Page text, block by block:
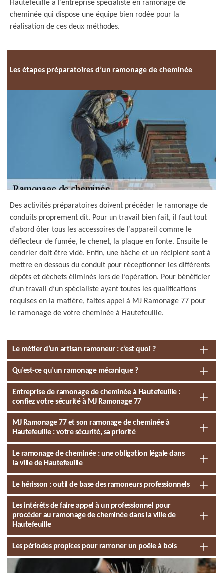
Hautefeuille à l’entreprise spécialiste en ramonage de
cheminée qui dispose une équipe bien rodée pour la
réalisation de ces deux méthodes.
Les étapes préparatoires d’un ramonage de cheminée
Des activités préparatoires doivent précéder le ramonage de
conduits proprement dit. Pour un travail bien fait, il faut tout
d’abord ôter tous les accessoires de l’appareil comme le
déflecteur de fumée, le chenet, la plaque en fonte. Ensuite le
cendrier doit être vidé. Enfin, une bâche et un récipient sont à
mettre en dessous du conduit pour réceptionner les différents
dépôts et déchets éliminés lors de l’opération. Pour bénéficier
d’un travail d’un spécialiste ayant toutes les qualifications
requises en la matière, faites appel à MJ Ramonage 77 pour
le ramonage de votre cheminée à Hautefeuille.
Le métier d’un artisan ramoneur : c’est quoi ?
Qu’est-ce qu’un ramonage mécanique ?
Entreprise de ramonage de cheminée à Hautefeuille :
confiez votre sécurité à MJ Ramonage 77
MJ Ramonage 77 et son ramonage de cheminée à
Hautefeuille : votre sécurité, sa priorité
Le ramonage de cheminée : une obligation légale dans
la ville de Hautefeuille
Le hérisson : outil de base des ramoneurs professionnels
Les intérêts de faire appel à un professionnel pour
procéder au ramonage de cheminée dans la ville de
Hautefeuille
Les périodes propices pour ramoner un poêle à bois